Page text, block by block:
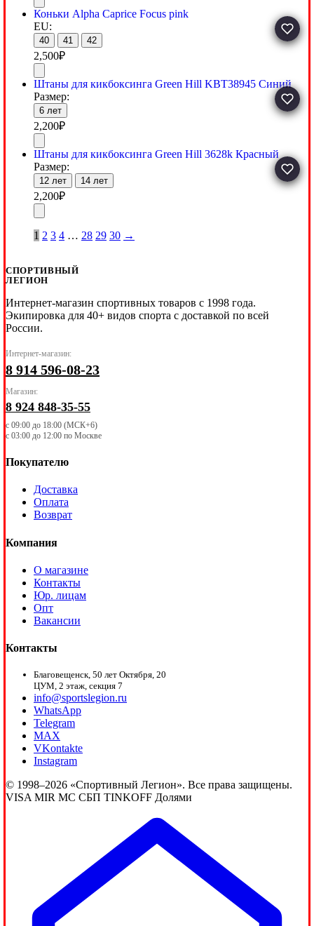
Коньки Alpha Caprice Focus pink
EU:
40 41 42
2,500₽
Штаны для кикбоксинга Green Hill KBT38945 Синий
Размер:
6 лет
2,200₽
Штаны для кикбоксинга Green Hill 3628k Красный
Размер:
12 лет 14 лет
2,200₽
1 2 3 4 … 28 29 30 →
СПОРТИВНЫЙ
ЛЕГИОН
Интернет-магазин спортивных товаров с 1998 года.
Экипировка для 40+ видов спорта с доставкой по всей
России.
Интернет-магазин:
8 914 596-08-23
Магазин:
8 924 848-35-55
с 09:00 до 18:00 (МСК+6)
с 03:00 до 12:00 по Москве
Покупателю
Доставка
Оплата
Возврат
Компания
О магазине
Контакты
Юр. лицам
Опт
Вакансии
Контакты
Благовещенск, 50 лет Октября, 20
ЦУМ, 2 этаж, секция 7
info@sportslegion.ru
WhatsApp
Telegram
MAX
VKontakte
Instagram
© 1998–2026 «Спортивный Легион». Все права защищены.
VISA MIR MC СБП TINKOFF Долями